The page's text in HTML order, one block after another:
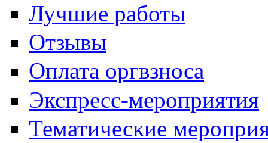
Лучшие работы
Отзывы
Оплата оргвзноса
Экспресс-мероприятия
Тематические